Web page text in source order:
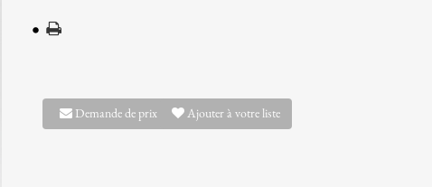
Demande de prix Ajouter à votre liste